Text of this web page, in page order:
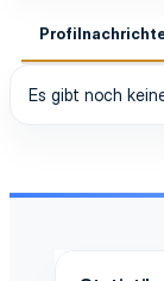
Es gibt noch